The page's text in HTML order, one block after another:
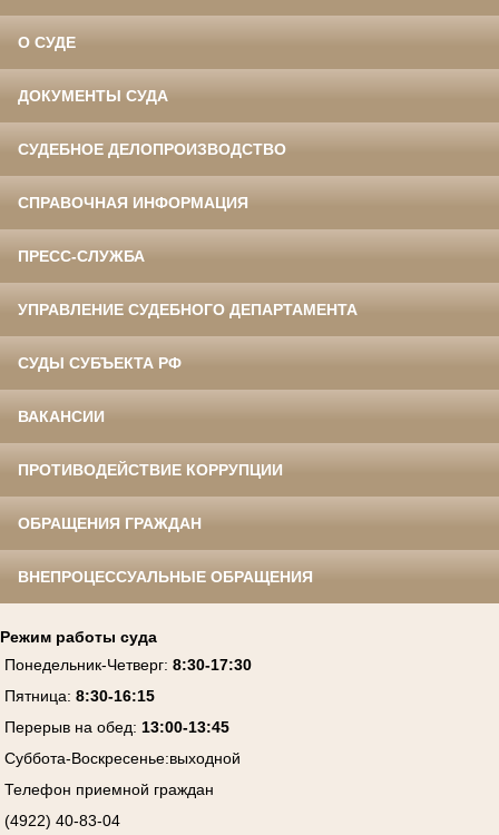
О СУДЕ
ДОКУМЕНТЫ СУДА
СУДЕБНОЕ ДЕЛОПРОИЗВОДСТВО
СПРАВОЧНАЯ ИНФОРМАЦИЯ
ПРЕСС-СЛУЖБА
УПРАВЛЕНИЕ СУДЕБНОГО ДЕПАРТАМЕНТА
СУДЫ СУБЪЕКТА РФ
ВАКАНСИИ
ПРОТИВОДЕЙСТВИЕ КОРРУПЦИИ
ОБРАЩЕНИЯ ГРАЖДАН
ВНЕПРОЦЕССУАЛЬНЫЕ ОБРАЩЕНИЯ
Режим работы суда
Понедельник-Четверг: 8:30-17:30
Пятница: 8:30-16:15
Перерыв на обед: 13:00-13:45
Суббота-Воскресенье:выходной
Телефон приемной граждан
(4922) 40-83-04